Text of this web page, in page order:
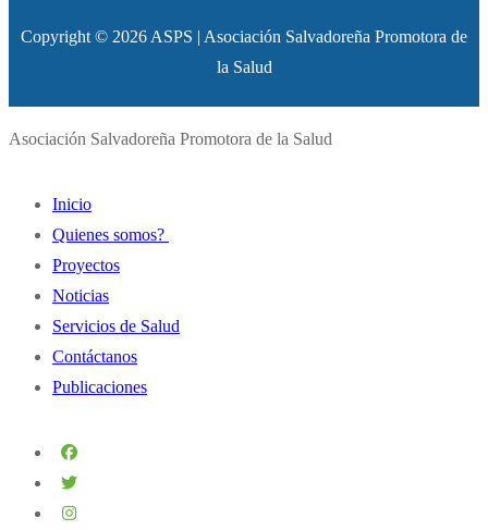
Copyright © 2026 ASPS | Asociación Salvadoreña Promotora de
la Salud
Asociación Salvadoreña Promotora de la Salud
Inicio
Quienes somos?
Historia
Misión y Visión
Principios y Valores
Autoridades Institucionales
Proyectos
Noticias
Servicios de Salud
Contáctanos
Publicaciones